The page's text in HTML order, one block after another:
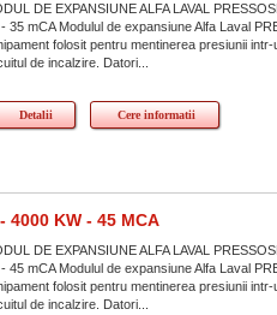
DE EXPANSIUNE ALFA LAVAL
- 35 mCA Modulul de expansiune Alfa Laval
folosit pentru mentinerea presiunii
de incalzire. Datori...
Detalii Cere informatii
4000 KW - 45 MCA
DE EXPANSIUNE ALFA LAVAL
- 45 mCA Modulul de expansiune Alfa Laval
folosit pentru mentinerea presiunii
de incalzire. Datori...